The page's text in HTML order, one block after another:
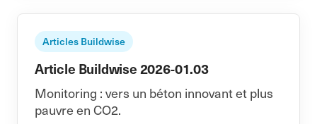
Articles Buildwise
Article Buildwise 2026-01.03
Monitoring : vers un béton innovant et plus
pauvre en CO2.